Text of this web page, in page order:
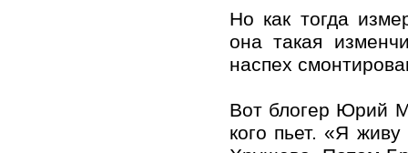
Но как тогда
она такая
наспех
Вот блогер Юрий
кого пьет. «Я